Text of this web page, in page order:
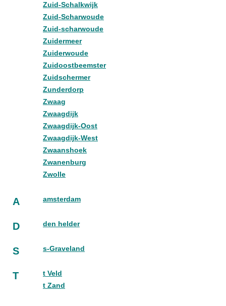
Zuid-Schalkwijk
Zuid-Scharwoude
Zuid-scharwoude
Zuidermeer
Zuiderwoude
Zuidoostbeemster
Zuidschermer
Zunderdorp
Zwaag
Zwaagdijk
Zwaagdijk-Oost
Zwaagdijk-West
Zwaanshoek
Zwanenburg
Zwolle
A amsterdam
D den helder
S s-Graveland
T
t Veld
t Zand